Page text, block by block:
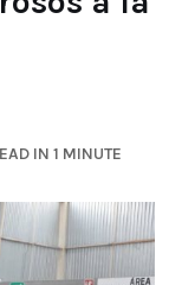
IN 1 MINUTE